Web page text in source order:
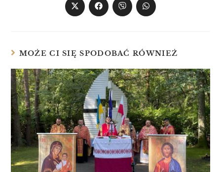
MOŻE CI SIĘ SPODOBAĆ RÓWNIEŻ